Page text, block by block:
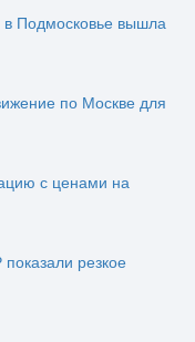
в Подмосковье вышла
по Москве для
с ценами на
резкое